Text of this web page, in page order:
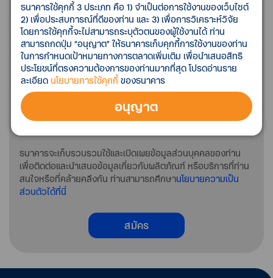
กรุณาเลือกสาขา
ธนาคารจะเก็บรวบรวมใช้และเปิดเผยข้อมูลส่วนบุคคลของท่าน
เพื่อติดต่อและนำเสนอข้อมูลเกี่ยวกับผลิตภัณฑ์ หรือบริการที่ท่าน
สนใจหรือที่คล้ายคลึงกัน ท่านสามารถศึกษานโยบายความเป็น
ส่วนตัวได้ที่นี่
สมัคร
ธนาคารใช้คุกกี้ 3 ประเภท คือ 1) จำเป็นต่อการใช้งานของเว็บไซต์
2) เพื่อประสบการณ์ที่ดีของท่าน และ 3) เพื่อการวิเคราะห์วิจัย
โดยการใช้คุกกี้จะไม่สามารถระบุตัวตนของผู้ใช้งานได้ ท่าน
สามารถกดปุ่ม “อนุญาต” ให้ธนาคารเก็บคุกกี้การใช้งานของท่าน
ในการกำหนดเป้าหมายทางการตลาดเพิ่มเติม เพื่อนำเสนอสิทธิ
ประโยชน์ที่ตรงความต้องการของท่านมากที่สุด โปรดอ่านราย
ละเอียด นโยบายการใช้คุกกี้ ของธนาคาร
อนุญาต